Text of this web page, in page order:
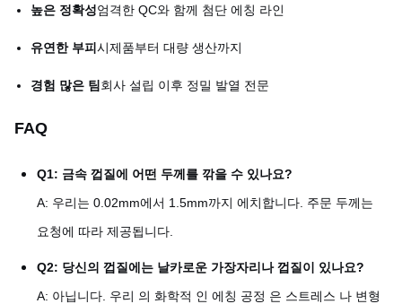
높은 정확성엄격한 QC와 함께 첨단 에칭 라인
유연한 부피시제품부터 대량 생산까지
경험 많은 팀회사 설립 이후 정밀 발열 전문
FAQ
Q1: 금속 껍질에 어떤 두께를 깎을 수 있나요?
A: 우리는 0.02mm에서 1.5mm까지 에치합니다. 주문 두께는
요청에 따라 제공됩니다.
Q2: 당신의 껍질에는 날카로운 가장자리나 껍질이 있나요?
A: 아닙니다. 우리 의 화학적 인 에칭 공정 은 스트레스 나 변형